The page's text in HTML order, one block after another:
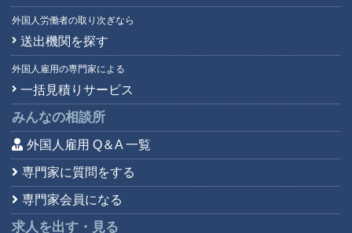
外国人労働者の取り次ぎなら
送出機関を探す
外国人雇用の専門家による
一括見積りサービス
みんなの相談所
外国人雇用 Q＆A 一覧
専門家に質問をする
専門家会員になる
求人を出す・見る